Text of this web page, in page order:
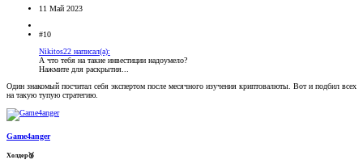
11 Май 2023
#10
Nikitos22 написал(а):
А что тебя на такие инвестиции надоумело?
Нажмите для раскрытия...
Один знакомый посчитал себя экспертом после месячного изучения криптовалюты. Вот и подбил всех
на такую тупую стратегию.
Game4anger
Холдер🥉